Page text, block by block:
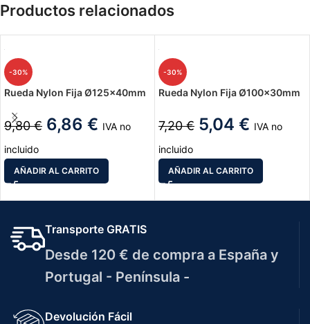
Productos relacionados
-30%
Rueda Nylon Fija Ø125x40mm
9,80€ 6,86 € IVA no
incluido
AÑADIR AL CARRITO
-30%
Rueda Nylon Fija Ø100x30mm
7,20€ 5,04 € IVA no
incluido
AÑADIR AL CARRITO
Transporte GRATIS
Desde 120 € de compra a España y
Portugal - Península -
Devolución Fácil